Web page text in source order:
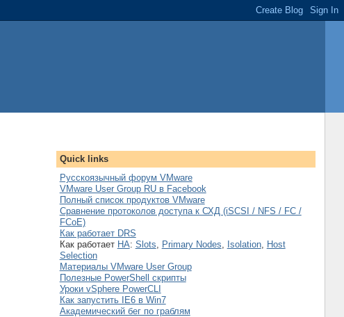
Quick links
Русскоязычный форум VMware
VMware User Group RU в Facebook
Полный список продуктов VMware
Сравнение протоколов доступа к СХД (iSCSI / NFS / FC /
FCoE)
Как работает DRS
Как работает HA: Slots Primary Nodes Isolation, Host
Selection
Материалы VMware User Group
Полезные PowerShell скрипты
Уроки vSphere PowerCLI
Как запустить IE6 в Win7
Академический бег по граблям